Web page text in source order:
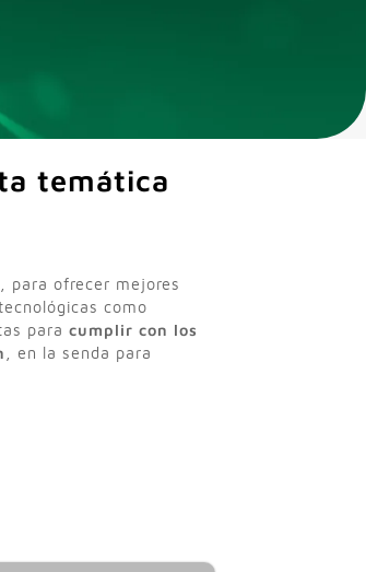
temática
, para ofrecer mejores
como
para cumplir con los
, en la senda para